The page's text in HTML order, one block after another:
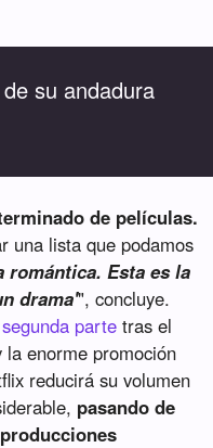
su andadura
de películas.
una lista que podamos
romántica. Esta es la
drama'", concluye.
parte tras el
enorme promoción
reducirá su volumen
pasando de